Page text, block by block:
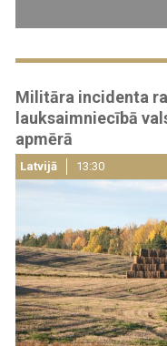
Militāra incidenta
lauksaimniecībā
apmērā
Latvijā 13:30